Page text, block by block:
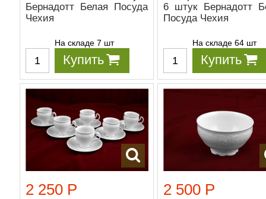
Бернадотт Белая Посуда
Чехия
На складе 7 шт
Купить
6 штук Бернадотт
Посуда Чехия
На складе 64 шт
Купить
2 250 Р 2 500 Р